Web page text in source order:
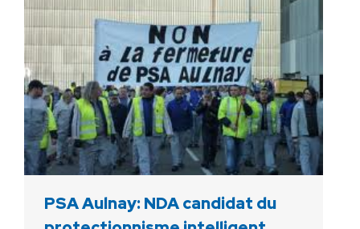
PSA Aulnay: NDA candidat du